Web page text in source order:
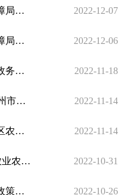
柳州市柳江区人力资源和社会保障局关于柳江区 2022年11月乡村公益性岗位人员岗位补贴公示 2022-12-07
柳州市柳江区人力资源和社会保障局关于柳江区2022年乡村公益性岗位人员意外险补贴公示（第三批） 2022-12-06
2022年柳江区涉农补贴领域基层政务公开标准目录 2022-11-18
江农字[2022] 36 号关于印发《柳州市柳江区2022年中央财政奖补农村厕所革命整村推进（第二批）实施方案》的通知 2022-11-14
江农字【2022】37号柳州市柳江区农业农村局关于印发《柳江区2022年广西粮食生产激励补贴资金项目（第二批）实施方案》的通知 2022-11-14
江农字[2022]35号柳州市柳江区农业农村局关于印发2022年中央农业生产发展资金（家庭农场）项目实施申报指南的通知 2022-10-31
柳州市柳江区惠民惠农财政补贴政策清单公示 2022-10-26